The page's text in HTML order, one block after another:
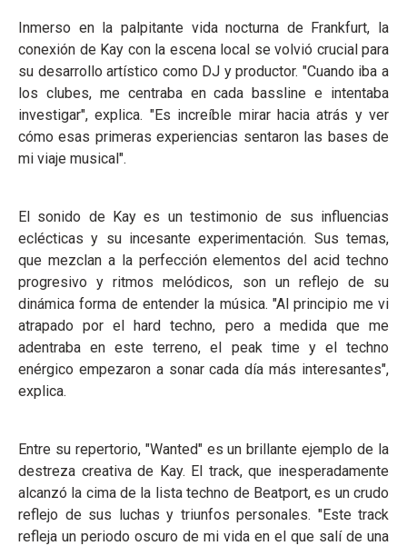
Inmerso en la palpitante vida nocturna de Frankfurt, la
conexión de Kay con la escena local se volvió crucial para
su desarrollo artístico como DJ y productor. "Cuando iba a
los clubes, me centraba en cada bassline e intentaba
investigar", explica. "Es increíble mirar hacia atrás y ver
cómo esas primeras experiencias sentaron las bases de
mi viaje musical".
El sonido de Kay es un testimonio de sus influencias
eclécticas y su incesante experimentación. Sus temas,
que mezclan a la perfección elementos del acid techno
progresivo y ritmos melódicos, son un reflejo de su
dinámica forma de entender la música. "Al principio me vi
atrapado por el hard techno, pero a medida que me
adentraba en este terreno, el peak time y el techno
enérgico empezaron a sonar cada día más interesantes",
explica.
Entre su repertorio, "Wanted" es un brillante ejemplo de la
destreza creativa de Kay. El track, que inesperadamente
alcanzó la cima de la lista techno de Beatport, es un crudo
reflejo de sus luchas y triunfos personales. "Este track
refleja un periodo oscuro de mi vida en el que salí de una